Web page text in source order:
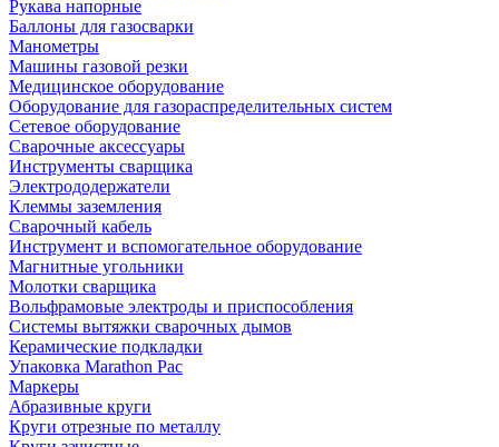
Рукава напорные
Баллоны для газосварки
Манометры
Машины газовой резки
Медицинское оборудование
Оборудование для газораспределительных систем
Сетевое оборудование
Сварочные аксессуары
Инструменты сварщика
Электрододержатели
Клеммы заземления
Сварочный кабель
Инструмент и вспомогательное оборудование
Магнитные угольники
Молотки сварщика
Вольфрамовые электроды и приспособления
Системы вытяжки сварочных дымов
Керамические подкладки
Упаковка Marathon Pac
Маркеры
Абразивные круги
Круги отрезные по металлу